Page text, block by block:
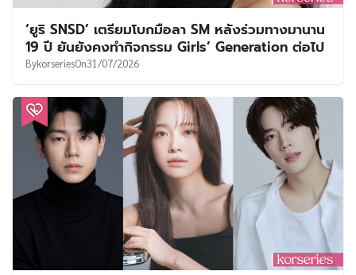
‘ยูริ SNSD’ เตรียมโบกมือลา SM หลังร่วมทางมานาน
19 ปี ยันยังคงทำกิจกรรม Girls’ Generation ต่อไป
BykorseriesOn31/07/2026